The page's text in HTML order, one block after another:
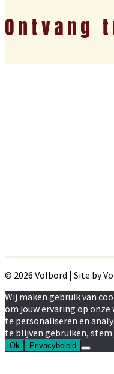
Ontvang
© 2026 Volbord | Site by
Wij maken gebruik van
om jouw ervaring op
te personaliseren en
te blijven gebruiken,
Ok Privacybeleid